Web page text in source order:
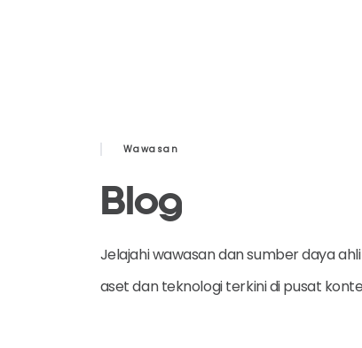
Wawasan
Blog
Jelajahi wawasan dan sumber daya
aset dan teknologi terkini di pusat